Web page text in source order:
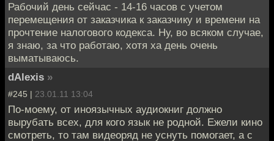
Рабочий день сейчас - 14-16 часов с учетом
перемещения от заказчика к заказчику и времени на
прочтение налогового кодекса. Ну, во всяком случае,
я знаю, за что работаю, хотя ха день очень
выматываюсь.
dAlexis »
#245 | 23.01.11 13:04
По-моему, от иноязычных аудиокниг должно
вырубать всех, для кого язык не родной. Ежели кино
смотреть, то там видеоряд не уснуть помогает, а с